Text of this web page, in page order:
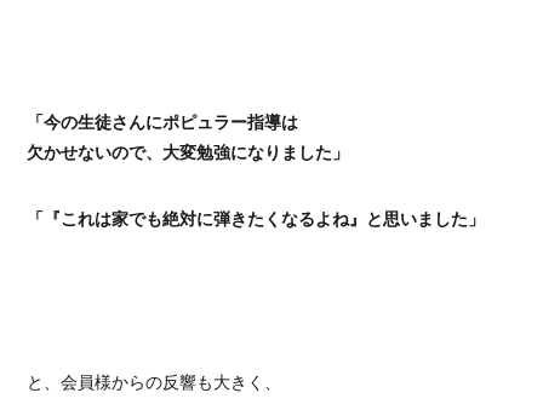
「今の生徒さんにポピュラー指導は
欠かせないので、大変勉強になりました」
「『これは家でも絶対に弾きたくなるよね』と思いました」
と、会員様からの反響も大きく、